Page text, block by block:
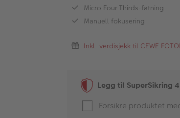
Micro Four Thirds-fatning
Manuell fokusering
Inkl. verdisjekk til CEWE
Legg til SuperSikring
Forsikre produktet